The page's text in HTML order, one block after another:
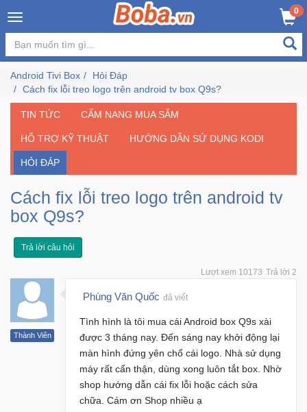
×
Đăng
nhập
Trang
Đang
Chạy
Khuyến
Mãi
0
Android Tivi Box
Hỏi Đáp
Cách fix lỗi treo logo trên android tv box Q9s?
TIN TỨC CẨM NANG MUA SẮM
HỖ TRỢ KỸ THUẬT HƯỚNG DẪN SỬ DỤNG KODI
HỎI ĐÁP
Cách fix lỗi treo logo trên android tv
box Q9s?
Trả lời câu hỏi
Lượt xem 10173 Trả lời 2
Thành Viên
Phùng Văn Quốc đã viết
Tình hình là tôi mua cái Android box Q9s xài
được 3 tháng nay. Đến sáng nay khởi động lại
màn hình đứng yên chổ cái logo. Nhà sử dụng
máy rất cẩn thận, dùng xong luôn tắt box. Nhờ
shop hướng dẫn cái fix lỗi hoặc cách sửa
chữa. Cám ơn Shop nhiều ạ